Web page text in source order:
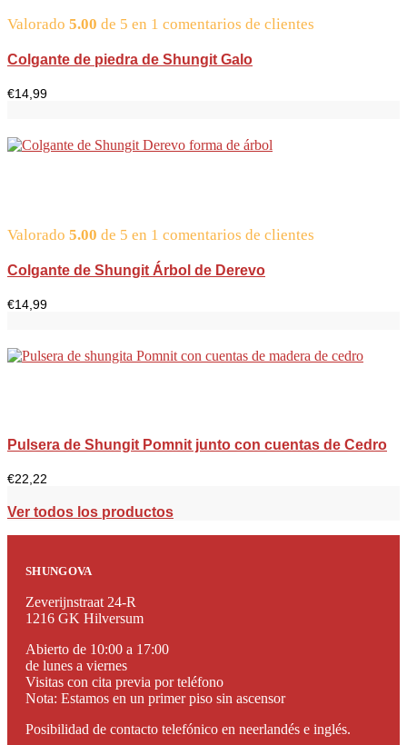
Valorado 5.00 de 5 en 1 comentarios de clientes
Colgante de piedra de Shungit Galo
€14,99
Valorado 5.00 de 5 en 1 comentarios de clientes
Colgante de Shungit Árbol de Derevo
€14,99
Pulsera de Shungit Pomnit junto con cuentas de Cedro
€22,22
Ver todos los productos
SHUNGOVA
Zeverijnstraat 24-R
1216 GK Hilversum
Abierto de 10:00 a 17:00
de lunes a viernes
Visitas con cita previa por teléfono
Nota: Estamos en un primer piso sin ascensor
Posibilidad de contacto telefónico en neerlandés e inglés.